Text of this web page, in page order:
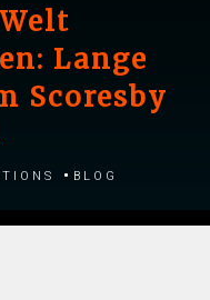
Lange
Scoresby
Blog